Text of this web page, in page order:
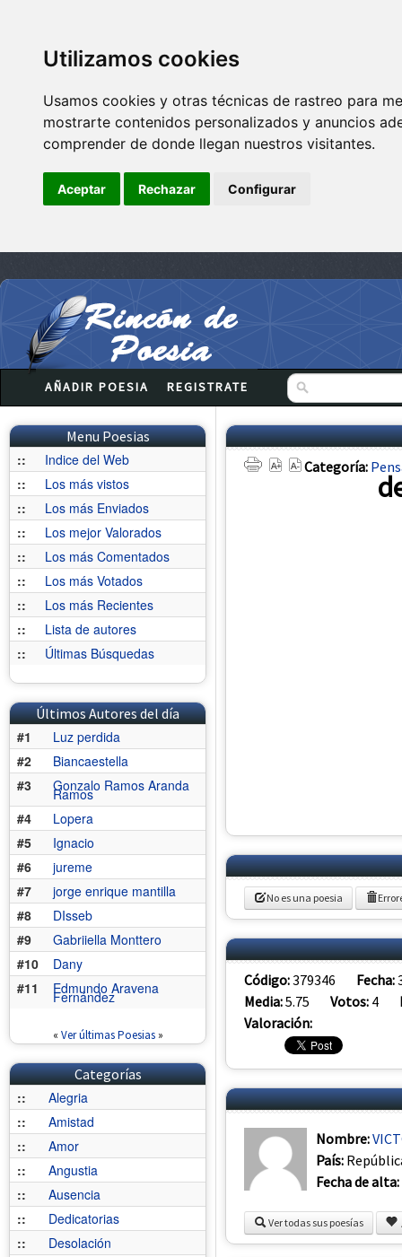
Utilizamos cookies
Usamos cookies y otras técnicas de rastreo para
mostrarte contenidos personalizados y anuncios
comprender de donde llegan nuestros visitantes.
Aceptar Rechazar Configurar
AÑADIR POESIA REGISTRATE
Menu Poesias
::
Indice del Web
::
Los más vistos
::
Los más Enviados
::
Los mejor Valorados
::
Los más Comentados
::
Los más Votados
::
Los más Recientes
::
Lista de autores
::
Últimas Búsquedas
Últimos Autores del día
#1
Luz perdida
#2
Biancaestella
#3
Gonzalo Ramos Aranda
Ramos
#4
Lopera
#5
Ignacio
#6
jureme
#7
jorge enrique mantilla
#8
DIsseb
#9
Gabriiella Monttero
#10
Dany
#11
Edmundo Aravena
Fernández
« Ver últimas Poesias»
Categorías
::
Alegria
::
Amistad
::
Amor
::
Angustia
::
Ausencia
::
Dedicatorias
::
Desolación
Categoría:
No es una poesia
Código:379346 Fecha:
Media:5.75 Votos: 4
Valoración:
Nombre:
País:
Fecha de alta:
Ver todas sus poesías